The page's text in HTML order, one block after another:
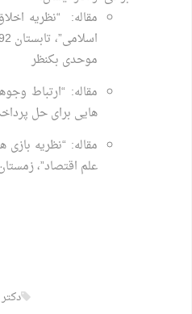
مقاله: “نظریه
موحدی بکنظر
مقاله: “ارتباط
هایی برای حل پرداخت های دوسویه”، پاییز
مقاله: “نظریه
علم اقتصاد”، زمستان 1394؛ فلسفه علم، صفحات 92-67، به همراه محمدهادی